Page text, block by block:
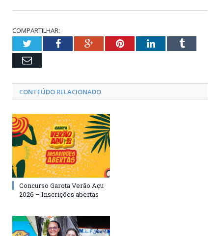
COMPARTILHAR:
TwitterFacebookGoogle+PinterestLinkedInTumblr
Email
CONTEÚDO RELACIONADO
Concurso Garota Verão Açu
2026 – Inscrições abertas